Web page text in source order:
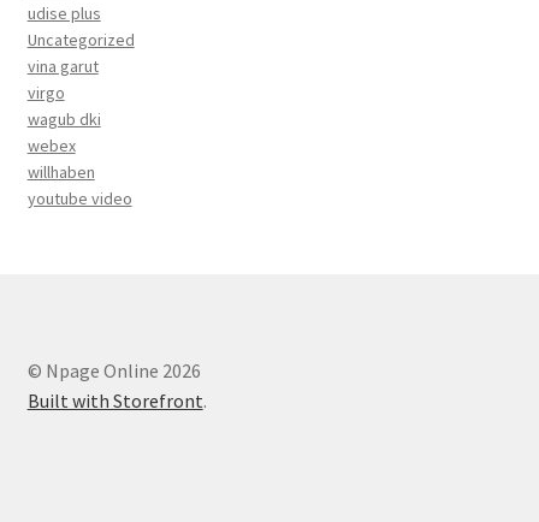
udise plus
Uncategorized
vina garut
virgo
wagub dki
webex
willhaben
youtube video
© Npage Online 2026
Built with Storefront.